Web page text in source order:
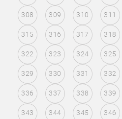
308 309 310 311
315 316 317 318
322 323 324 325
329 330 331 332
336 337 338 339
343 344 345 346